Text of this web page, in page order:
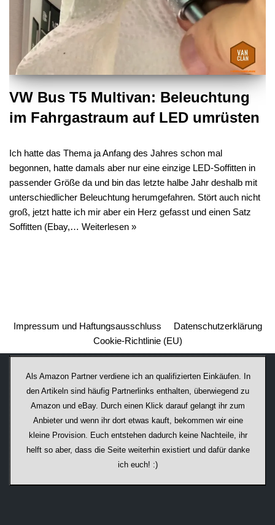
VW Bus T5 Multivan: Beleuchtung
im Fahrgastraum auf LED umrüsten
Ich hatte das Thema ja Anfang des Jahres schon mal
begonnen, hatte damals aber nur eine einzige LED-Soffitten in
passender Größe da und bin das letzte halbe Jahr deshalb mit
unterschiedlicher Beleuchtung herumgefahren. Stört auch nicht
groß, jetzt hatte ich mir aber ein Herz gefasst und einen Satz
Soffitten (Ebay,… Weiterlesen »
Impressum und Haftungsausschluss
Datenschutzerklärung
Cookie-Richtlinie (EU)
Als Amazon Partner verdiene ich an qualifizierten Einkäufen. In
den Artikeln sind häufig Partnerlinks enthalten, überwiegend zu
Amazon und eBay. Durch einen Klick darauf ge­lan­gt ihr zum
Anbieter und wenn ihr dort etwas kauft, bekommen wir ei­ne
kleine Provision. Euch entstehen dadurch keine Nachteile, ihr
helft so aber, dass die Seite weiterhin existiert und dafür danke
ich euch! :)